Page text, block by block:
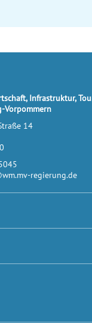
Infrastruktur,
Vorpommern
14
regierung.de